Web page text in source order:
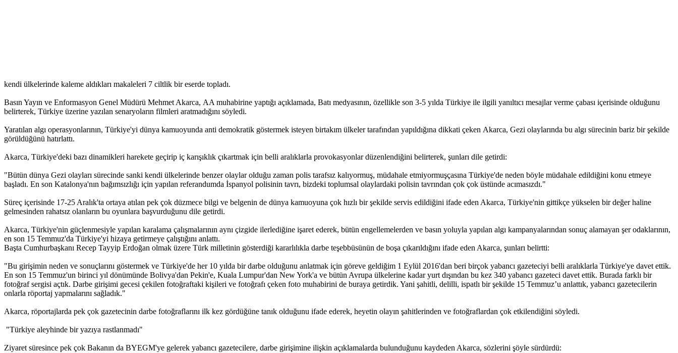
kendi ülkelerinde kaleme aldıkları makaleleri 7 ciltlik bir eserde topladı.
Basın Yayın ve Enformasyon Genel Müdürü Mehmet Akarca, AA muhabirine yaptığı açıklamada, Batı medyasının, özellikle son 3-5 yılda Türkiye ile ilgili yanıltıcı mesajlar verme çabası içerisinde olduğunu
belirterek, Türkiye üzerine yazılan senaryoların filmleri aratmadığını söyledi.
Yaratılan algı operasyonlarının, Türkiye'yi dünya kamuoyunda anti demokratik göstermek isteyen birtakım ülkeler tarafından yapıldığına dikkati çeken Akarca, Gezi olaylarında bu algı sürecinin bariz bir şekilde
görüldüğünü hatırlattı.
Akarca, Türkiye'deki bazı dinamikleri harekete geçirip iç karışıklık çıkartmak için belli aralıklarla provokasyonlar düzenlendiğini belirterek, şunları dile getirdi:
"Bütün dünya Gezi olayları sürecinde sanki kendi ülkelerinde benzer olaylar olduğu zaman polis tarafsız kalıyormuş, müdahale etmiyormuşçasına Türkiye'de neden böyle müdahale edildiğini konu etmeye
başladı. En son Katalonya'nın bağımsızlığı için yapılan referandumda İspanyol polisinin tavrı, bizdeki toplumsal olaylardaki polisin tavrından çok çok üstünde acımasızdı."
Süreç içerisinde 17-25 Aralık'ta ortaya atılan pek çok düzmece bilgi ve belgenin de dünya kamuoyuna çok hızlı bir şekilde servis edildiğini ifade eden Akarca, Türkiye'nin gittikçe yükselen bir değer haline
gelmesinden rahatsız olanların bu oyunlara başvurduğunu dile getirdi.
Akarca, Türkiye'nin güçlenmesiyle yapılan karalama çalışmalarının aynı çizgide ilerlediğine işaret ederek, bütün engellemelerden ve basın yoluyla yapılan algı kampanyalarından sonuç alamayan şer odaklarının,
en son 15 Temmuz'da Türkiye'yi hizaya getirmeye çalıştığını anlattı.
Başta Cumhurbaşkanı Recep Tayyip Erdoğan olmak üzere Türk milletinin gösterdiği kararlılıkla darbe teşebbüsünün de boşa çıkarıldığını ifade eden Akarca, şunları belirtti:
"Bu girişimin neden ve sonuçlarını göstermek ve Türkiye'de her 10 yılda bir darbe olduğunu anlatmak için göreve geldiğim 1 Eylül 2016'dan beri birçok yabancı gazeteciyi belli aralıklarla Türkiye'ye davet ettik.
En son 15 Temmuz'un birinci yıl dönümünde Bolivya'dan Pekin'e, Kuala Lumpur'dan New York'a ve bütün Avrupa ülkelerine kadar yurt dışından bu kez 340 yabancı gazeteci davet ettik. Burada farklı bir
fotoğraf sergisi açtık. Darbe girişimi gecesi çekilen fotoğraftaki kişileri ve fotoğrafı çeken foto muhabirini de buraya getirdik. Yani şahitli, delilli, ispatlı bir şekilde 15 Temmuz’u anlattık, yabancı gazetecilerin
onlarla röportaj yapmalarını sağladık."
Akarca, röportajlarda pek çok gazetecinin darbe fotoğraflarını ilk kez gördüğüne tanık olduğunu ifade ederek, heyetin olayın şahitlerinden ve fotoğraflardan çok etkilendiğini söyledi.
"Türkiye aleyhinde bir yazıya rastlanmadı"
Ziyaret süresince pek çok Bakanın da BYEGM'ye gelerek yabancı gazetecilere, darbe girişimine ilişkin açıklamalarda bulunduğunu kaydeden Akarca, sözlerini şöyle sürdürdü: